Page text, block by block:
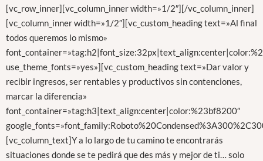
[vc_row_inner][vc_column_inner width=»1/2″][/vc_column_inner]
[vc_column_inner width=»1/2″][vc_custom_heading text=»Al final
todos queremos lo mismo»
use_theme_fonts=»yes»][vc_custom_heading text=»Dar valor y
recibir ingresos, ser rentables y productivos sin contenciones,
marcar la diferencia»
font_container=»tag:h3|text_align:center|color:%23bf8200″
[vc_column_text]Y a lo largo de tu camino te encontrarás
situaciones donde se te pedirá que des más y mejor de ti… solo